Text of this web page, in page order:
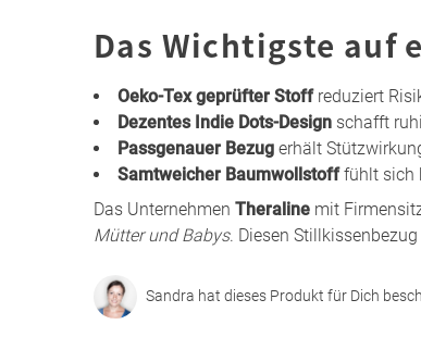
Das Wichtigste auf
Oeko-Tex geprüfter Stoffreduziert
Dezentes Indie Dots-Design schafft
Passgenauer Bezug erhält
Samtweicher Baumwollstofffühlt sich
Das Unternehmen Theraline mit
Mütter und Babys. Diesen
Sandra hat dieses Produkt für Dich